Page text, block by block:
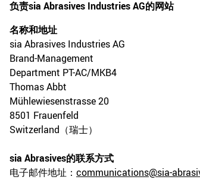
负责sia Abrasives Industries AG的网站
名称和地址
sia Abrasives Industries AG
Brand-Management
Department PT-AC/MKB4
Thomas Abbt
Mühlewiesenstrasse 20
8501 Frauenfeld
Switzerland（瑞士）
sia Abrasives的联系方式
电子邮件地址： communications@sia-